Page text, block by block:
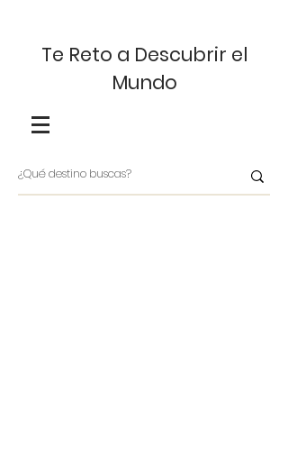
Te Reto a Descubrir el
Mundo